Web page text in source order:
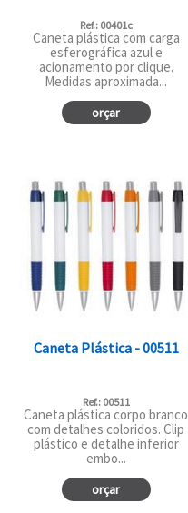
Ref.: 00401c
Caneta plástica com carga
esferográfica azul e
acionamento por clique.
Medidas aproximada...
orçar
Caneta Plástica - 00511
Ref.: 00511
Caneta plástica corpo branco
com detalhes coloridos. Clip
plástico e detalhe inferior
embo...
orçar